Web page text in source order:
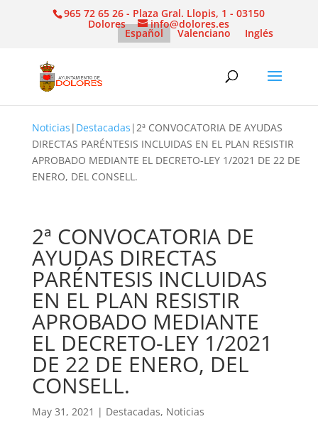
965 72 65 26 - Plaza Gral. Llopis, 1 - 03150
Dolores info@dolores.es
Español Valenciano Inglés
Noticias | Destacadas |2ª CONVOCATORIA DE AYUDAS
DIRECTAS PARÉNTESIS INCLUIDAS EN EL PLAN RESISTIR
APROBADO MEDIANTE EL DECRETO-LEY 1/2021 DE 22 DE
ENERO, DEL CONSELL.
2ª CONVOCATORIA DE
AYUDAS DIRECTAS
PARÉNTESIS INCLUIDAS
EN EL PLAN RESISTIR
APROBADO MEDIANTE
EL DECRETO-LEY 1/2021
DE 22 DE ENERO, DEL
CONSELL.
May 31, 2021 | Destacadas, Noticias